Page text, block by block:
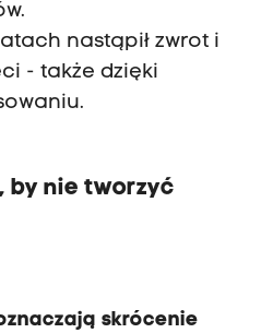
nastąpił zwrot i
- także dzięki
by nie tworzyć
skrócenie